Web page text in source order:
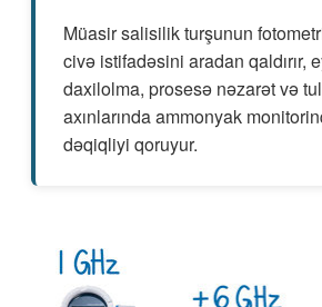
Müasir salisilik turşunun
civə istifadəsini aradan qaldırır,
daxilolma, prosesə nəzarət və
axınlarında ammonyak
dəqiqliyi qoruyur.